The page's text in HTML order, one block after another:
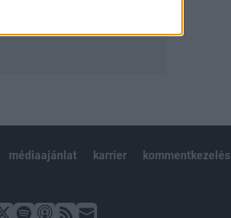
médiaajánlat karrier kommentkezelés